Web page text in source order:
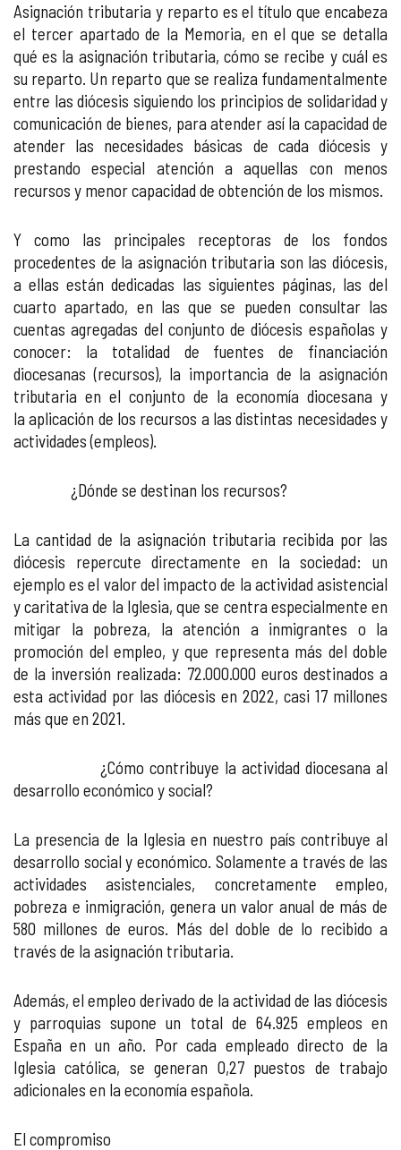
Asignación tributaria y reparto es el título que encabeza
el tercer apartado de la Memoria, en el que se detalla
qué es la asignación tributaria, cómo se recibe y cuál es
su reparto. Un reparto que se realiza fundamentalmente
entre las diócesis siguiendo los principios de solidaridad y
comunicación de bienes, para atender así la capacidad de
atender las necesidades básicas de cada diócesis y
prestando especial atención a aquellas con menos
recursos y menor capacidad de obtención de los mismos.
Y como las principales receptoras de los fondos
procedentes de la asignación tributaria son las diócesis,
a ellas están dedicadas las siguientes páginas, las del
cuarto apartado, en las que se pueden consultar las
cuentas agregadas del conjunto de diócesis españolas y
conocer: la totalidad de fuentes de financiación
diocesanas (recursos), la importancia de la asignación
tributaria en el conjunto de la economía diocesana y
la aplicación de los recursos a las distintas necesidades y
actividades (empleos).
¿Dónde se destinan los recursos?
La cantidad de la asignación tributaria recibida por las
diócesis repercute directamente en la sociedad: un
ejemplo es el valor del impacto de la actividad asistencial
y caritativa de la Iglesia, que se centra especialmente en
mitigar la pobreza, la atención a inmigrantes o la
promoción del empleo, y que representa más del doble
de la inversión realizada: 72.000.000 euros destinados a
esta actividad por las diócesis en 2022, casi 17 millones
más que en 2021.
¿Cómo contribuye la actividad diocesana al
desarrollo económico y social?
La presencia de la Iglesia en nuestro país contribuye al
desarrollo social y económico. Solamente a través de las
actividades asistenciales, concretamente empleo,
pobreza e inmigración, genera un valor anual de más de
580 millones de euros. Más del doble de lo recibido a
través de la asignación tributaria.
Además, el empleo derivado de la actividad de las diócesis
y parroquias supone un total de 64.925 empleos en
España en un año. Por cada empleado directo de la
Iglesia católica, se generan 0,27 puestos de trabajo
adicionales en la economía española.
El compromiso